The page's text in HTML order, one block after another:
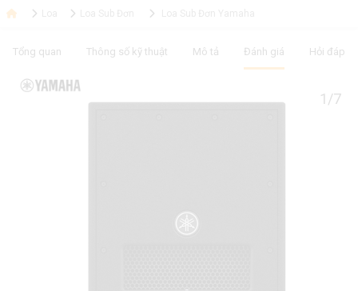
Tổng quan Thông số kỹ thuật Mô tả Đánh giá Hỏi đáp
1/7